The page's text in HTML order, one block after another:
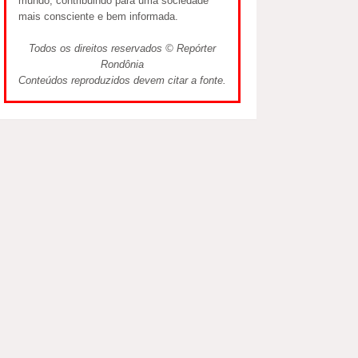
mais consciente e bem informada.
Todos os direitos reservados © Repórter
Rondônia
Conteúdos reproduzidos devem citar a fonte.